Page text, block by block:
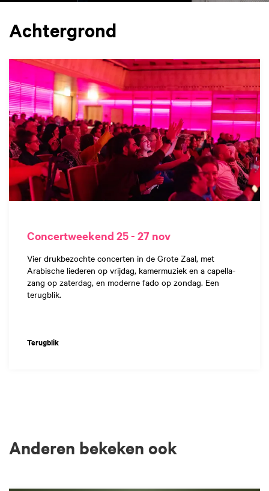
Achtergrond
Concertweekend 25 - 27 nov
Vier drukbezochte concerten in de Grote Zaal, met
Arabische liederen op vrijdag, kamermuziek en a capella-
zang op zaterdag, en moderne fado op zondag. Een
terugblik.
Terugblik
Anderen bekeken ook